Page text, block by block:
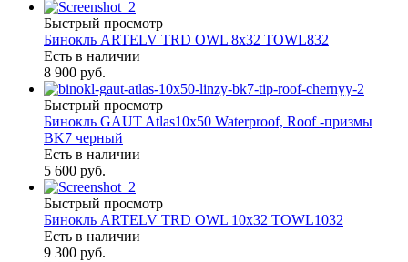
Быстрый просмотр
Бинокль ARTELV TRD OWL 8x32 TOWL832
Есть в наличии
8 900 руб.
Быстрый просмотр
Бинокль GAUT Atlas10x50 Waterproof, Roof -призмы
ВK7 черный
Есть в наличии
5 600 руб.
Быстрый просмотр
Бинокль ARTELV TRD OWL 10x32 TOWL1032
Есть в наличии
9 300 руб.